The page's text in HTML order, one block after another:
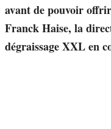
avant de pouvoir
Franck Haise, la
dégraissage XXL en